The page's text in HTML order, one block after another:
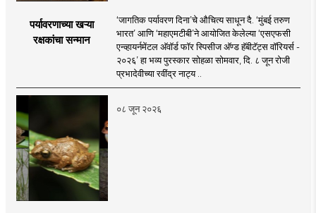
पर्यावरणाच्या खऱ्या
रक्षकांचा सन्मान
‘जागतिक पर्यावरण दिना’चे औचित्य साधून दै. ‘मुंबई तरुण
भारत’ आणि ‘महाएमटीबी’ने आयोजित केलेल्या ‘एसएफसी
एन्व्हायर्नमेंटल अ‍ॅवॉर्ड फॉर स्पिसीज अ‍ॅण्ड हॅबीटॅट्स वॉरियर्स -
२०२६’ हा भव्य पुरस्कार सोहळा सोमवार, दि. ८ जून रोजी
प्रभादेवीच्या रवींद्र नाट्य ..
०८ जून २०२६